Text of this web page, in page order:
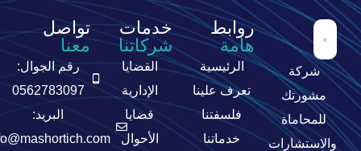
شركة
مشورتك
للمحاماة
والاستشارات
روابط
هامة
الرئيسية
تعرف علينا
فلسفتنا
خدماتنا
خدمات
شركاتنا
القضايا
الإدارية
قضايا
الأحوال
تواصل
معنا
رقم الجوال:
0562783097
البريد: